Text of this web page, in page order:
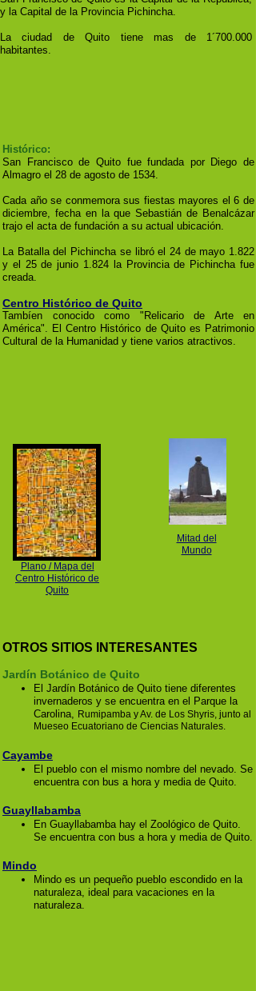
Histórico:
San Francisco de Quito fue fundada por Diego de
Almagro el 28 de agosto de 1534.
Cada año se conmemora sus fiestas mayores el 6 de
diciembre, fecha en la que Sebastián de Benalcázar
trajo el acta de fundación a su actual ubicación.
La Batalla del Pichincha se libró el 24 de mayo 1.822
y el 25 de junio 1.824 la Provincia de Pichincha fue
creada.
Centro Histórico de Quito
Tambíen conocido como "Relicario de Arte en
América". El Centro Histórico de Quito es Patrimonio
Cultural de la Humanidad y tiene varios atractivos.
y la Capital de la Provincia Pichincha.
La ciudad de Quito tiene mas de 1´700.000
habitantes.
OTROS SITIOS INTERESANTES
Jardín Botánico de Quito
El Jardín Botánico de Quito tiene diferentes
invernaderos y se encuentra en el Parque la
Carolina, Rumipamba y Av. de Los Shyris, junto al
Mueseo Ecuatoriano de Ciencias Naturales.
Cayambe
El pueblo con el mismo nombre del nevado. Se
encuentra con bus a hora y media de Quito.
Guayllabamba
En Guayllabamba hay el Zoológico de Quito.
Se encuentra con bus a hora y media de Quito.
Mindo
Mindo es un pequeño pueblo escondido en la
naturaleza, ideal para vacaciones en la
naturaleza.
Mitad del
Mundo
Plano / Mapa del
Centro Histórico de
Quito